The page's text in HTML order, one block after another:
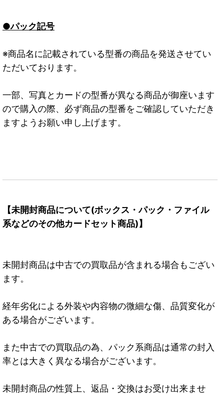
●パック記号
※商品名に記載されている型番の商品を発送させてい
ただいております。
一部、写真とカードの型番が異なる商品が御座います
ので購入の際、必ず商品の型番をご確認していただき
ますようお願い申し上げます。
【未開封商品について(ボックス・パック・ファイル
系などのその他カードセット商品)】
未開封商品は中古での買取品が含まれる場合もござい
ます。
経年劣化による外装や内容物の微細な傷、品質変化が
ある場合がございます。
また中古での買取品の為、パック系商品は通常の封入
率とは大きく異なる場合がございます。
未開封商品の性質上、返品・交換はお受け出来ませ